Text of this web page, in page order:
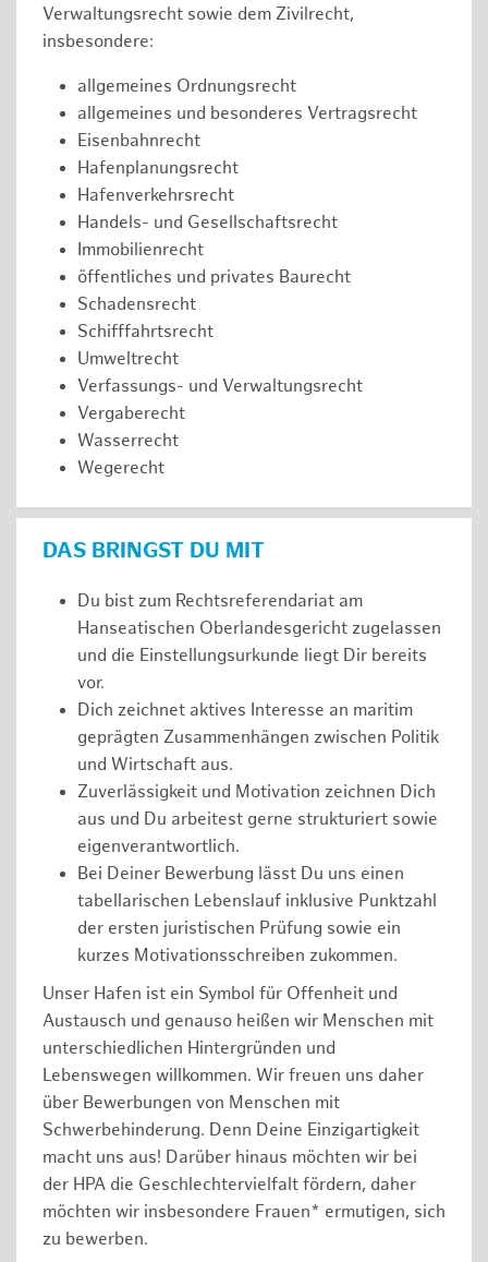
Verwaltungsrecht sowie dem Zivilrecht,
insbesondere:
allgemeines Ordnungsrecht
allgemeines und besonderes Vertragsrecht
Eisenbahnrecht
Hafenplanungsrecht
Hafenverkehrsrecht
Handels- und Gesellschaftsrecht
Immobilienrecht
öffentliches und privates Baurecht
Schadensrecht
Schifffahrtsrecht
Umweltrecht
Verfassungs- und Verwaltungsrecht
Vergaberecht
Wasserrecht
Wegerecht
DAS BRINGST DU MIT
Du bist zum Rechtsreferendariat am
Hanseatischen Oberlandesgericht zugelassen
und die Einstellungsurkunde liegt Dir bereits
vor.
Dich zeichnet aktives Interesse an maritim
geprägten Zusammenhängen zwischen Politik
und Wirtschaft aus.
Zuverlässigkeit und Motivation zeichnen Dich
aus und Du arbeitest gerne strukturiert sowie
eigenverantwortlich.
Bei Deiner Bewerbung lässt Du uns einen
tabellarischen Lebenslauf inklusive Punktzahl
der ersten juristischen Prüfung sowie ein
kurzes Motivationsschreiben zukommen.
Unser Hafen ist ein Symbol für Offenheit und
Austausch und genauso heißen wir Menschen mit
unterschiedlichen Hintergründen und
Lebenswegen willkommen. Wir freuen uns daher
über Bewerbungen von Menschen mit
Schwerbehinderung. Denn Deine Einzigartigkeit
macht uns aus! Darüber hinaus möchten wir bei
der HPA die Geschlechtervielfalt fördern, daher
möchten wir insbesondere Frauen* ermutigen, sich
zu bewerben.